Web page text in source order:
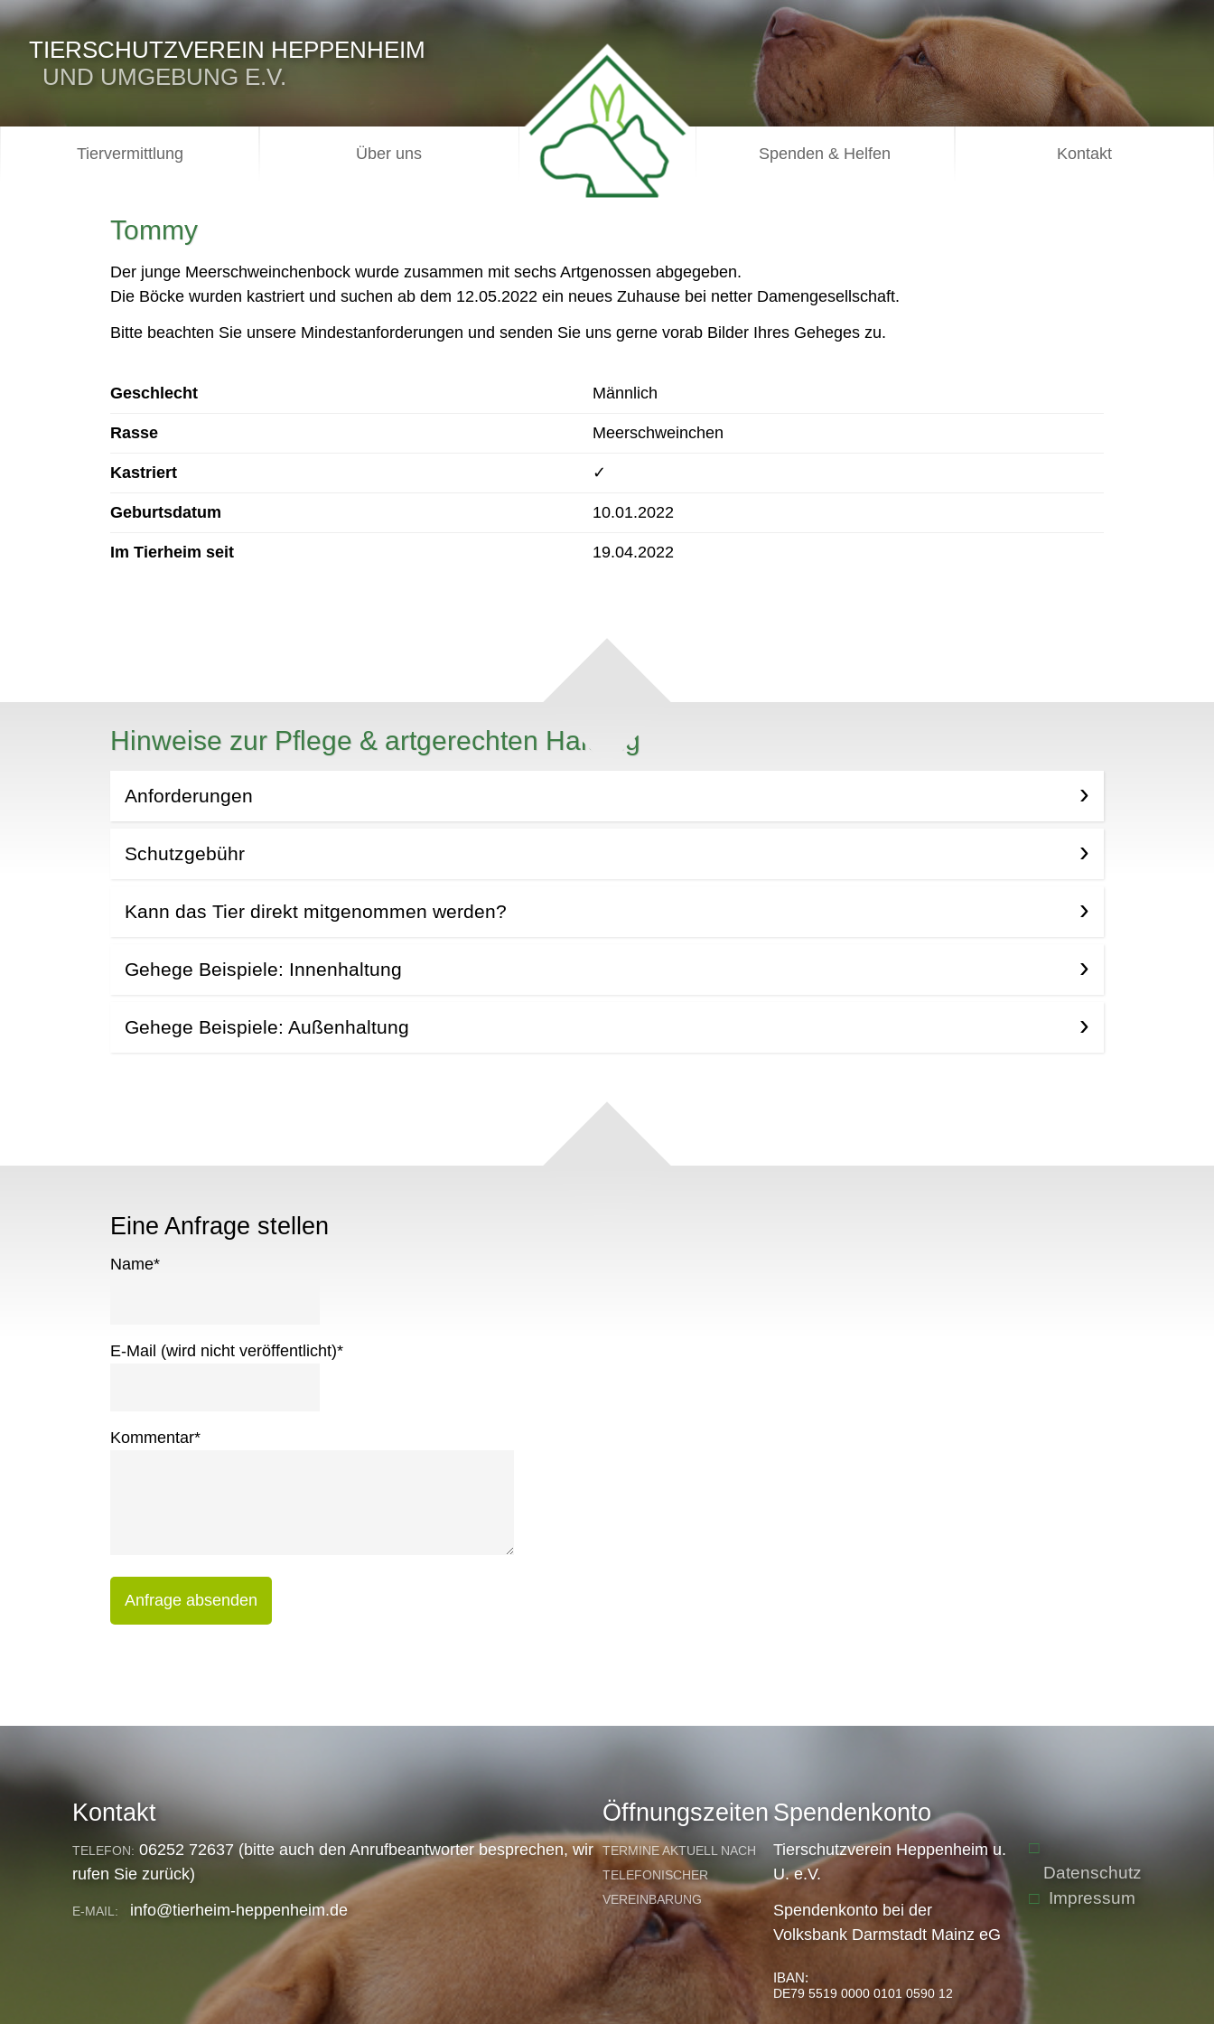
TIERSCHUTZVEREIN HEPPENHEIM
UND UMGEBUNG E.V.
Tiervermittlung Über uns Spenden & Helfen Kontakt
Tommy
Der junge Meerschweinchenbock wurde zusammen mit sechs Artgenossen abgegeben.
Die Böcke wurden kastriert und suchen ab dem 12.05.2022 ein neues Zuhause bei netter Damengesellschaft.
Bitte beachten Sie unsere Mindestanforderungen und senden Sie uns gerne vorab Bilder Ihres Geheges zu.
Geschlecht Männlich
Rasse Meerschweinchen
Kastriert ✓
Geburtsdatum 10.01.2022
Im Tierheim seit 19.04.2022
Hinweise zur Pflege & artgerechten Haltung
Anforderungen
Schutzgebühr
Kann das Tier direkt mitgenommen werden?
Gehege Beispiele: Innenhaltung
Gehege Beispiele: Außenhaltung
Eine Anfrage stellen
Name*
E-Mail (wird nicht veröffentlicht)*
Kommentar*
Anfrage absenden
Kontakt
TELEFON: 06252 72637 (bitte auch den Anrufbeantworter besprechen, wir
rufen Sie zurück)
E-MAIL: info@tierheim-heppenheim.de
Öffnungszeiten
TERMINE AKTUELL NACH
TELEFONISCHER
VEREINBARUNG
Spendenkonto
Tierschutzverein Heppenheim u.
U. e.V.
Spendenkonto bei der
Volksbank Darmstadt Mainz eG
IBAN:
DE79 5519 0000 0101 0590 12
Datenschutz
Impressum